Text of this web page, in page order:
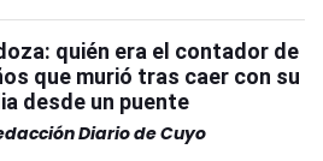
quién era el contador de
que murió tras caer con su
desde un puente
Diario de Cuyo